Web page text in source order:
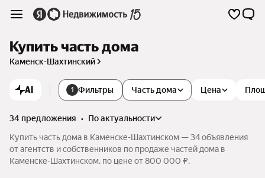
Купить часть дома
Каменск-Шахтинский
AI 1 Фильтры Цена
Часть дома
34 предложения •
по актуальности
Купить часть дома в Каменске-Шахтинском — 34 объявления
от агентств и собственников по продаже частей дома в
Каменске-Шахтинском. по цене от 800 000 ₽.